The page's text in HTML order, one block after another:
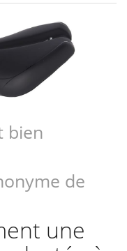
bien
de
une